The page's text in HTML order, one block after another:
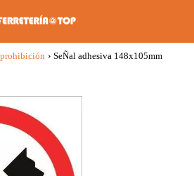
prohibición › SeÑal adhesiva 148x105mm